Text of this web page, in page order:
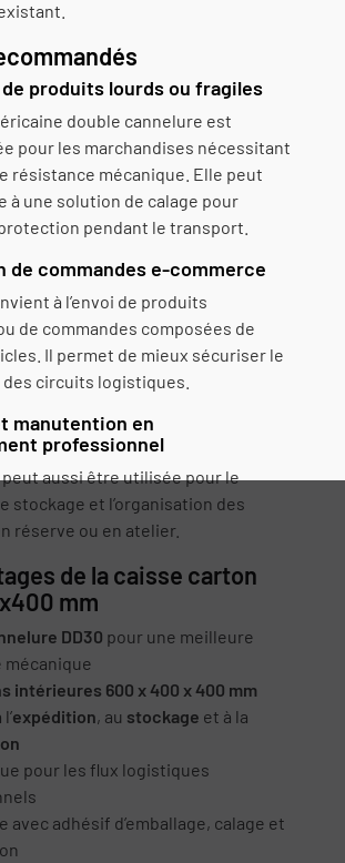
produits lourds ou fragiles
double cannelure est
pour les marchandises nécessitant
résistance mécanique. Elle peut
à une solution de calage pour
pendant le transport.
de commandes e-commerce
à l’envoi de produits
de commandes composées de
Il permet de mieux sécuriser le
circuits logistiques.
manutention en
professionnel
aussi être utilisée pour le
stockage et l’organisation des
réserve ou en atelier.
de la caisse carton
mm
DD30 pour une meilleure
intérieures 600 x 400 x 400 mm
expédition, au stockage et à la
pour les flux logistiques
avec adhésif d’emballage, calage et